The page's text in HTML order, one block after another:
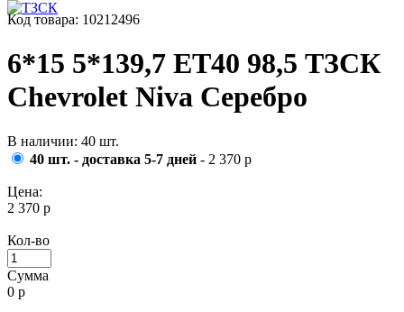
Код товара: 10212496
6*15 5*139,7 ET40 98,5 ТЗСК
Chevrolet Niva Серебро
В наличии: 40 шт.
40 шт. - доставка 5-7 дней - 2 370 р
Цена:
2 370 р
Кол-во
Сумма
0 р